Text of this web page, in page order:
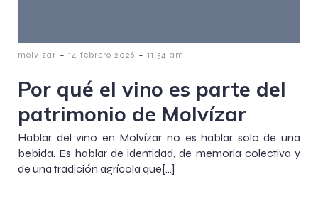
molvizar - 14 febrero 2026 - 11:34 am
Por qué el vino es parte del
patrimonio de Molvízar
Hablar del vino en Molvízar no es hablar solo de una
bebida. Es hablar de identidad, de memoria colectiva y
de una tradición agrícola que[…]